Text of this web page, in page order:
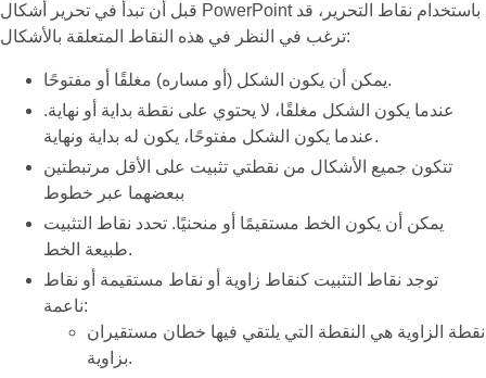
قبل أن تبدأ في تحرير أشكال PowerPoint باستخدام نقاط التحرير، قد
ترغب في النظر في هذه النقاط المتعلقة بالأشكال:
يمكن أن يكون الشكل (أو مساره) مغلقًا أو مفتوحًا.
عندما يكون الشكل مغلقًا، لا يحتوي على نقطة بداية أو نهاية.
عندما يكون الشكل مفتوحًا، يكون له بداية ونهاية.
تتكون جميع الأشكال من نقطتي تثبيت على الأقل مرتبطتين
ببعضهما عبر خطوط
يمكن أن يكون الخط مستقيمًا أو منحنيًا. تحدد نقاط التثبيت
طبيعة الخط.
توجد نقاط التثبيت كنقاط زاوية أو نقاط مستقيمة أو نقاط
ناعمة:
نقطة الزاوية هي النقطة التي يلتقي فيها خطان مستقيران
بزاوية.